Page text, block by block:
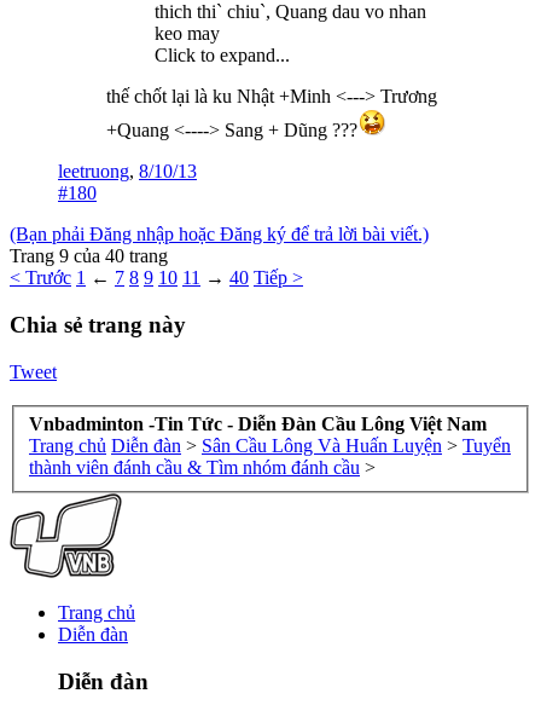
thich thi` chiu`, Quang dau vo nhan
keo may
Click to expand...
thế chốt lại là ku Nhật +Minh <---> Trương
+Quang <----> Sang + Dũng ???
leetruong, 8/10/13
#180
(Bạn phải Đăng nhập hoặc Đăng ký để trả lời bài viết.)
Trang 9 của 40 trang
< Trước 1 ← 7 8 9 10 11 → 40 Tiếp >
Chia sẻ trang này
Tweet
Vnbadminton -Tin Tức - Diễn Đàn Cầu Lông Việt Nam
Trang chủ Diễn đàn > Sân Cầu Lông Và Huấn Luyện > Tuyển
thành viên đánh cầu & Tìm nhóm đánh cầu >
Trang chủ
Diễn đàn
Diễn đàn